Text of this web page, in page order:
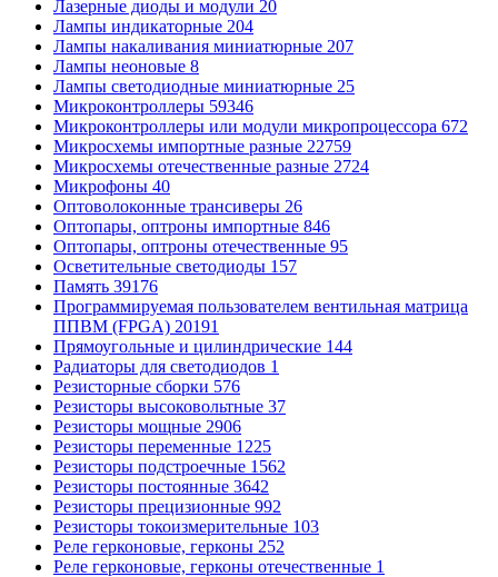
Лазерные диоды и модули 20
Лампы индикаторные 204
Лампы накаливания миниатюрные 207
Лампы неоновые 8
Лампы светодиодные миниатюрные 25
Микроконтроллеры 59346
Микроконтроллеры или модули микропроцессора 672
Микросхемы импортные разные 22759
Микросхемы отечественные разные 2724
Микрофоны 40
Оптоволоконные трансиверы 26
Оптопары, оптроны импортные 846
Оптопары, оптроны отечественные 95
Осветительные светодиоды 157
Память 39176
Программируемая пользователем вентильная матрица
ППВМ (FPGA) 20191
Прямоугольные и цилиндрические 144
Радиаторы для светодиодов 1
Резисторные сборки 576
Резисторы высоковольтные 37
Резисторы мощные 2906
Резисторы переменные 1225
Резисторы подстроечные 1562
Резисторы постоянные 3642
Резисторы прецизионные 992
Резисторы токоизмерительные 103
Реле герконовые, герконы 252
Реле герконовые, герконы отечественные 1